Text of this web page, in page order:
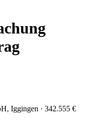
, Iggingen · 342.555 €